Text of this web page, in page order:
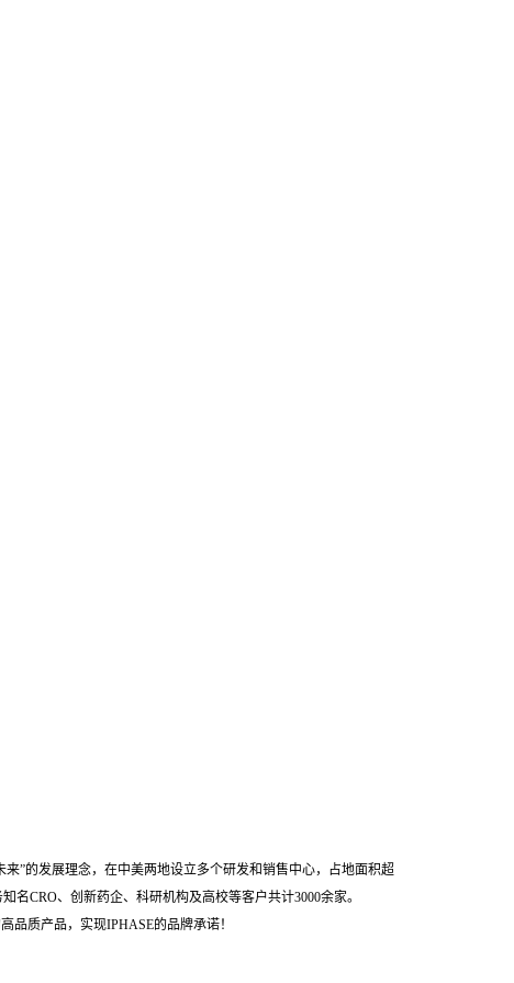
”的发展理念，在中美两地设立多个研发和销售中心，占地面积超
CRO、创新药企、科研机构及高校等客户共计3000余家。
品质产品，实现IPHASE的品牌承诺！